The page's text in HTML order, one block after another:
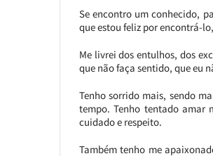
Se encontro um conhecido,
que estou feliz por encontrá-
Me livrei dos entulhos, dos
que não faça sentido, que eu
Tenho sorrido mais, sendo
tempo. Tenho tentado amar
cuidado e respeito.
Também tenho me